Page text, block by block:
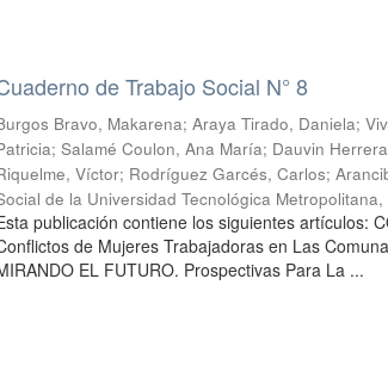
de Trabajo Social N° 8
Bravo, Makarena;Araya Tirado, Daniela;
;Salamé Coulon, Ana María; Dauvin
Víctor; Rodríguez Garcés, Carlos;
de la Universidad Tecnológica Metropolitana,
publicación contiene los siguientes artículos:
de Mujeres Trabajadoras en Las
EL FUTURO. Prospectivas Para La ...